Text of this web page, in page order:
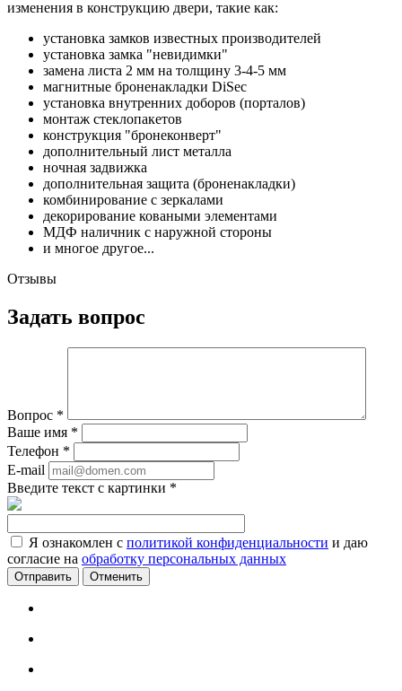
изменения в конструкцию двери, такие как:
установка замков известных производителей
установка замка "невидимки"
замена листа 2 мм на толщину 3-4-5 мм
магнитные броненакладки DiSec
установка внутренних доборов (порталов)
монтаж стеклопакетов
конструкция "бронеконверт"
дополнительный лист металла
ночная задвижка
дополнительная защита (броненакладки)
комбинирование с зеркалами
декорирование коваными элементами
МДФ наличник с наружной стороны
и многое другое...
Отзывы
Задать вопрос
Вопрос *
Ваше имя *
Телефон *
E-mail
Введите текст с картинки *
Я ознакомлен с политикой конфиденциальности и даю
согласие на обработку персональных данных
Отменить